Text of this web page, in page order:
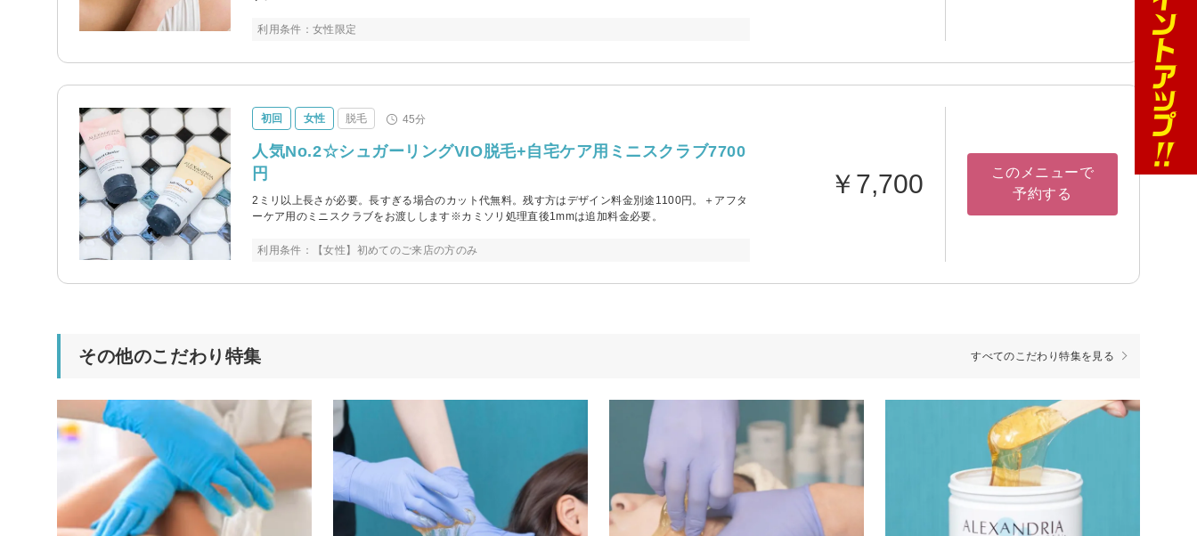
利用条件：女性限定
初回 女性 脱毛 45分
人気No.2☆シュガーリングVIO脱毛+自宅ケア用ミニスクラブ7700
円
2ミリ以上長さが必要。長すぎる場合のカット代無料。残す方はデザイン料金別途1100円。＋アフタ
ーケア用のミニスクラブをお渡しします※カミソリ処理直後1mmは追加料金必要。
利用条件：【女性】初めてのご来店の方のみ
￥7,700
このメニューで
予約する
その他のこだわり特集 すべてのこだわり特集を見る